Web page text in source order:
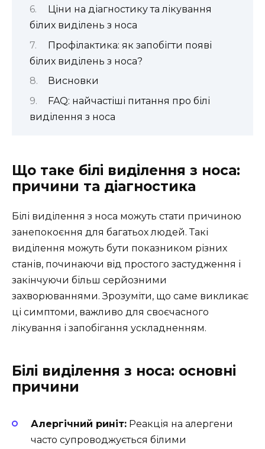
Ціни на діагностику та лікування
білих виділень з носа
Профілактика: як запобігти появі
білих виділень з носа?
Висновки
FAQ: найчастіші питання про білі
виділення з носа
Що таке білі виділення з носа:
причини та діагностика
Білі виділення з носа можуть стати причиною
занепокоєння для багатьох людей. Такі
виділення можуть бути показником різних
станів, починаючи від простого застудження і
закінчуючи більш серйозними
захворюваннями. Зрозуміти, що саме викликає
ці симптоми, важливо для своєчасного
лікування і запобігання ускладненням.
Білі виділення з носа: основні
причини
Алергічний риніт: Реакція на алергени
часто супроводжується білими